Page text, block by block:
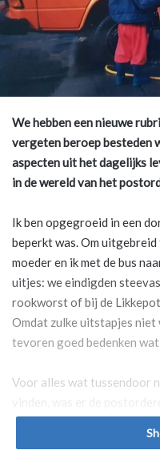
We hebben een nieuwe
vergeten beroep besteden
aspecten uit het dagelijks
in de wereld van het
Ik ben opgegroeid in een
beperkt was. Om
moeder en ik met de bus
uitjes: we eindigden
rookworst of bij de
Omdat zulke uitstapjes niet
tevoren goed bedenken
Voor alles wat tussendoor
vinden, was er de
voelde dat als een